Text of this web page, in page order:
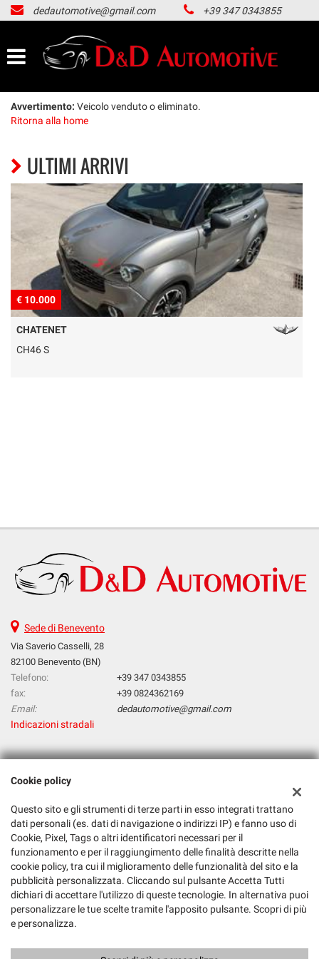
HOME
LISTA VEICOLI
ACQUISTIAMO USATO
CONTATTI
NEWS
AREA COMMERCIANTI
dedautomotive@gmail.com +39 347 0343855
Avvertimento: Veicolo venduto o eliminato.
Ritorna alla home
ULTIMI ARRIVI
€ 10.000
CHATENET
CH46 S
Sede di Benevento
Via Saverio Casselli, 28
82100 Benevento (BN)
Telefono:
+39 347 0343855
fax:
+39 0824362169
Email:
dedautomotive@gmail.com
Indicazioni stradali
Dati fiscali:
Via Saverio Casselli, 28, 82100 Benevento BN
C.F/P.IVA:01561740620
Registro delle imprese:BN
Cookie policy
Questo sito e gli strumenti di terze parti in esso integrati trattano
dati personali (es. dati di navigazione o indirizzi IP) e fanno uso di
Cookie, Pixel, Tags o altri identificatori necessari per il
funzionamento e per il raggiungimento delle finalità descritte nella
cookie policy, tra cui il miglioramento delle funzionalità del sito e la
pubblicità personalizzata. Cliccando sul pulsante Accetta Tutti
dichiari di accettare l'utilizzo di queste tecnologie. In alternativa puoi
personalizzare le tue scelte tramite l'apposito pulsante. Scopri di più
e personalizza.